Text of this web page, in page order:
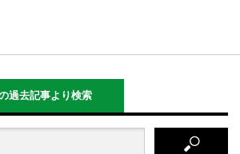
過去記事より検索